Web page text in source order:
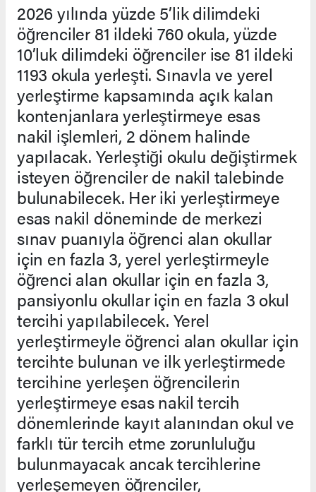
2026 yılında yüzde 5’lik dilimdeki
öğrenciler 81 ildeki 760 okula, yüzde
10’luk dilimdeki öğrenciler ise 81 ildeki
1193 okula yerleşti. Sınavla ve yerel
yerleştirme kapsamında açık kalan
kontenjanlara yerleştirmeye esas
nakil işlemleri, 2 dönem halinde
yapılacak. Yerleştiği okulu değiştirmek
isteyen öğrenciler de nakil talebinde
bulunabilecek. Her iki yerleştirmeye
esas nakil döneminde de merkezi
sınav puanıyla öğrenci alan okullar
için en fazla 3, yerel yerleştirmeyle
öğrenci alan okullar için en fazla 3,
pansiyonlu okullar için en fazla 3 okul
tercihi yapılabilecek. Yerel
yerleştirmeyle öğrenci alan okullar için
tercihte bulunan ve ilk yerleştirmede
tercihine yerleşen öğrencilerin
yerleştirmeye esas nakil tercih
dönemlerinde kayıt alanından okul ve
farklı tür tercih etme zorunluluğu
bulunmayacak ancak tercihlerine
yerleşemeyen öğrenciler,